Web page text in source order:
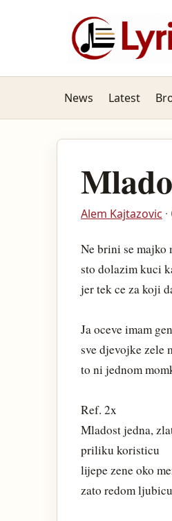
News Latest
Alem Kajtazovic
Ne brini se majko
sto dolazim kuci
jer tek ce za koji
Ja oceve imam
sve djevojke zele
to ni jednom
Ref. 2x
Mladost jedna,
priliku koristicu
lijepe zene oko
zato redom ljubicu